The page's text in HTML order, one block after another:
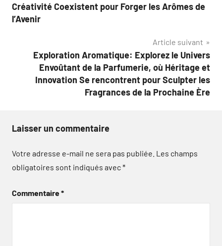
l’article
Créativité Coexistent pour Forger les Arômes de
l’Avenir
Article suivant
Exploration Aromatique: Explorez le Univers
Envoûtant de la Parfumerie, où Héritage et
Innovation Se rencontrent pour Sculpter les
Fragrances de la Prochaine Ère
Laisser un commentaire
Votre adresse e-mail ne sera pas publiée. Les champs
obligatoires sont indiqués avec*
Commentaire*